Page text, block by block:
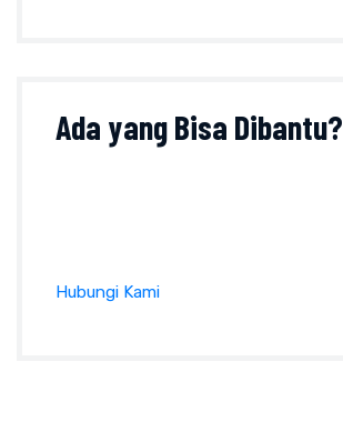
Ada yangBisa Dibantu?
Hubungi Kami